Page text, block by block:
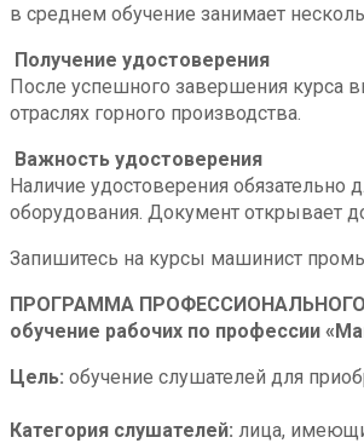
в среднем обучение занимает
Получение удостоверения
После успешного завершения курса
отраслях горного производства.
Важность удостоверения
Наличие удостоверения обязательно
оборудования. Документ открывает
Запишитесь на курсы машинист
ПРОГРАММА
обучение рабочих по профессии
Цель: обучение слушателей для
Категория слушателей: лица,